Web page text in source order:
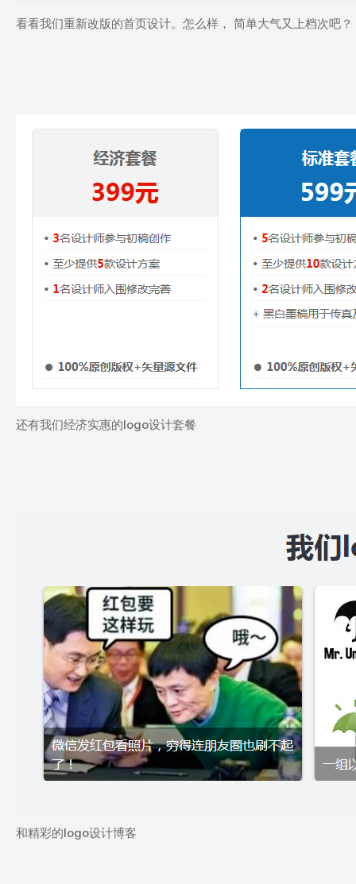
看看我们重新改版的首页设计。怎么样， 简单大气又上档次吧？
还有我们经济实惠的logo设计套餐
和精彩的logo设计博客